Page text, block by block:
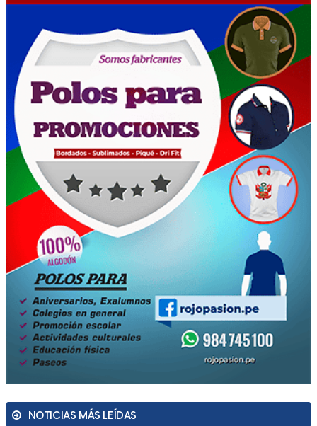
NOTICIAS MÁS LEÍDAS